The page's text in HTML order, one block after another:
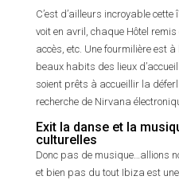
C’est d’ailleurs incroyable
voit en avril, chaque Hôtel
accès, etc. Une fourmilière est
beaux habits des lieux
soient prêts à accueillir la
recherche de Nirvana
Exit la danse et la
culturelles
Donc pas de musique…allions
et bien pas du tout Ibiza est